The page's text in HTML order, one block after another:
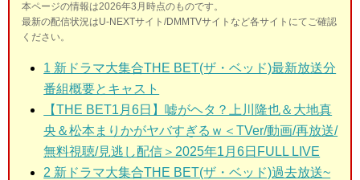
本ページの情報は2026年3月時点のものです。
最新の配信状況はU-NEXTサイト/DMMTVサイトなど各サイトにてご確認
ください。
1 新ドラマ大集合THE BET(ザ・ベッド)最新放送分
番組概要とキャスト
【THE BET1月6日】嘘がヘタ？上川隆也＆大地真
央＆松本まりかがヤバすぎるｗ＜TVer/動画/再放送/
無料視聴/見逃し配信＞2025年1月6日FULL LIVE
2 新ドラマ大集合THE BET(ザ・ベッド)過去放送~